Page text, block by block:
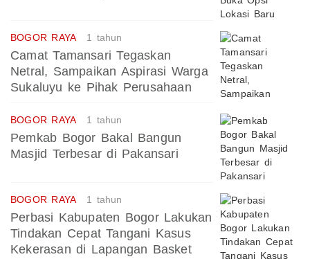
BOGOR RAYA 1 tahun
Camat Tamansari Tegaskan
Netral, Sampaikan Aspirasi Warga
Sukaluyu ke Pihak Perusahaan
BOGOR RAYA 1 tahun
Pemkab Bogor Bakal Bangun
Masjid Terbesar di Pakansari
BOGOR RAYA 1 tahun
Perbasi Kabupaten Bogor Lakukan
Tindakan Cepat Tangani Kasus
Kekerasan di Lapangan Basket